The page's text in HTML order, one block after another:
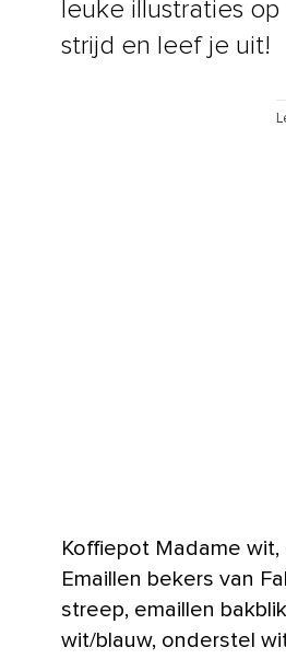
leuke illustraties
strijd en leef je uit!
Koffiepot Madame
Emaillen bekers van
streep, emaillen
wit/blauw, onderstel